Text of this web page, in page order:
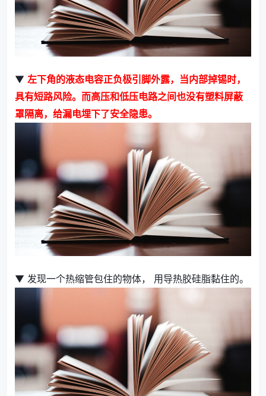
▼ 左下角的液态电容正负极引脚外露，当内部掉锡时，
具有短路风险。而高压和低压电路之间也没有塑料屏蔽
罩隔离，给漏电埋下了安全隐患。
▼ 发现一个热缩管包住的物体， 用导热胶硅脂黏住的。